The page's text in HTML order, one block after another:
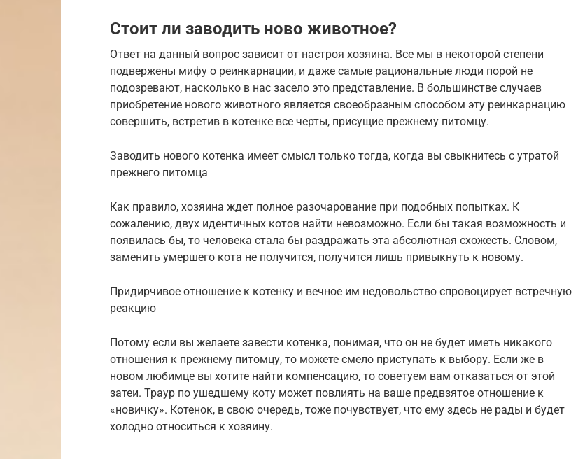
Стоит ли заводить ново животное?
Ответ на данный вопрос зависит от настроя хозяина. Все мы в некоторой степени
подвержены мифу о реинкарнации, и даже самые рациональные люди порой не
подозревают, насколько в нас засело это представление. В большинстве случаев
приобретение нового животного является своеобразным способом эту реинкарнацию
совершить, встретив в котенке все черты, присущие прежнему питомцу.
Заводить нового котенка имеет смысл только тогда, когда вы свыкнитесь с утратой
прежнего питомца
Как правило, хозяина ждет полное разочарование при подобных попытках. К
сожалению, двух идентичных котов найти невозможно. Если бы такая возможность и
появилась бы, то человека стала бы раздражать эта абсолютная схожесть. Словом,
заменить умершего кота не получится, получится лишь привыкнуть к новому.
Придирчивое отношение к котенку и вечное им недовольство спровоцирует встречную
реакцию
Потому если вы желаете завести котенка, понимая, что он не будет иметь никакого
отношения к прежнему питомцу, то можете смело приступать к выбору. Если же в
новом любимце вы хотите найти компенсацию, то советуем вам отказаться от этой
затеи. Траур по ушедшему коту может повлиять на ваше предвзятое отношение к
«новичку». Котенок, в свою очередь, тоже почувствует, что ему здесь не рады и будет
холодно относиться к хозяину.